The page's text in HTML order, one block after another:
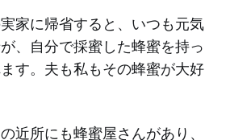
家に帰省すると、いつも元気
、自分で採蜜した蜂蜜を持っ
す。夫も私もその蜂蜜が大好
近所にも蜂蜜屋さんがあり、